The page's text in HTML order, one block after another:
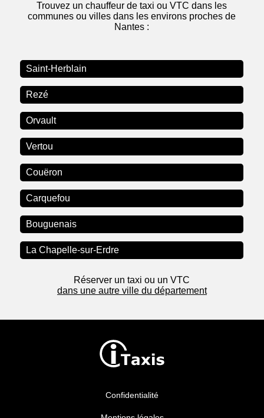
Trouvez un chauffeur de taxi ou VTC dans les
communes ou villes dans les environs proches de
Nantes :
Saint-Herblain
Rezé
Orvault
Vertou
Couëron
Carquefou
Bouguenais
La Chapelle-sur-Erdre
Réserver un taxi ou un VTC
dans une autre ville du département
Confidentialité